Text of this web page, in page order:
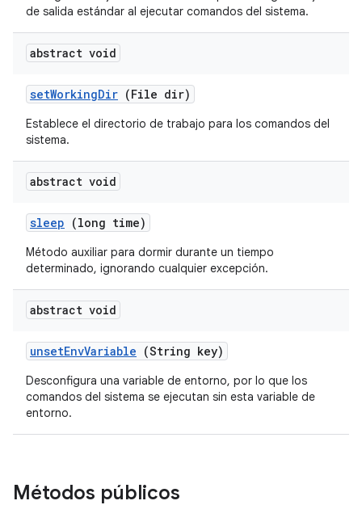
de salida estándar al ejecutar comandos del sistema.
abstract void
setWorkingDir (File dir)
Establece el directorio de trabajo para los comandos del
sistema.
abstract void
sleep (long time)
Método auxiliar para dormir durante un tiempo
determinado, ignorando cualquier excepción.
abstract void
unsetEnvVariable (String key)
Desconfigura una variable de entorno, por lo que los
comandos del sistema se ejecutan sin esta variable de
entorno.
Métodos públicos